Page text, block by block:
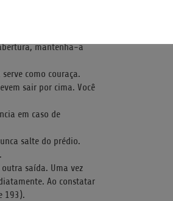
melhor. Se
este teste: abra
mantenha-a
como couraça.
sair por cima. Você
em caso de
salte do prédio.
saída. Uma vez
Ao constatar
193).